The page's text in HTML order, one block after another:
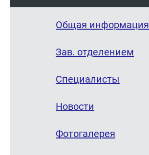
Общая информация
Зав. отделением
Специалисты
Новости
Фотогалерея